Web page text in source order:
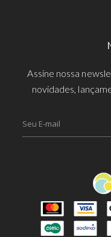
Assine nossa
novidades,